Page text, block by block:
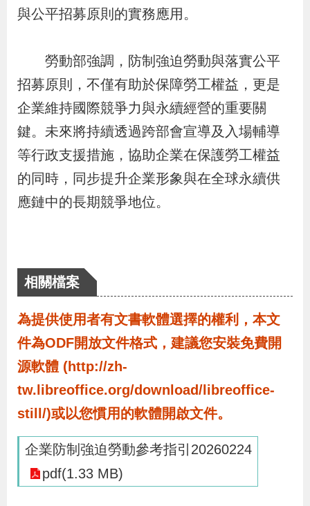
資
全
政
策
府
網
料
開
放
宣
告
檢
舉
貪
瀆
與公平招募原則的實務應用。
勞動部強調，防制強迫勞動與落實公平
招募原則，不僅有助於保障勞工權益，更是
企業維持國際競爭力與永續經營的重要關
鍵。未來將持續透過跨部會宣導及入場輔導
等行政支援措施，協助企業在保護勞工權益
的同時，同步提升企業形象與在全球永續供
應鏈中的長期競爭地位。
相關檔案
為提供使用者有文書軟體選擇的權利，本文
件為ODF開放文件格式，建議您安裝免費開
源軟體 (http://zh-
tw.libreoffice.org/download/libreoffice-
still/)或以您慣用的軟體開啟文件。
企業防制強迫勞動參考指引20260224
pdf(1.33 MB)